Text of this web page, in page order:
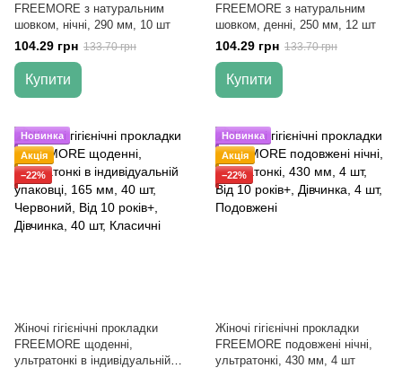
FREEMORE з натуральним
шовком, нічні, 290 мм, 10 шт
104.29 грн 133.70 грн
Купити
FREEMORE з натуральним
шовком, денні, 250 мм, 12 шт
104.29 грн 133.70 грн
Купити
Новинка
Акція
−22%
Жіночі гігієнічні прокладки
FREEMORE щоденні,
ультратонкі в індивідуальній
Новинка
Акція
−22%
Жіночі гігієнічні прокладки
FREEMORE подовжені нічні,
ультратонкі, 430 мм, 4 шт